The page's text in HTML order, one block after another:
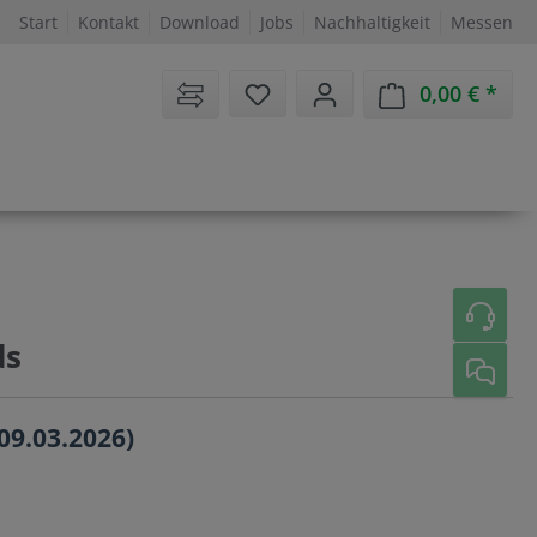
Start Kontakt Download Jobs Nachhaltigkeit Messen
Sie haben 0 Artikel auf dem
0,00 €